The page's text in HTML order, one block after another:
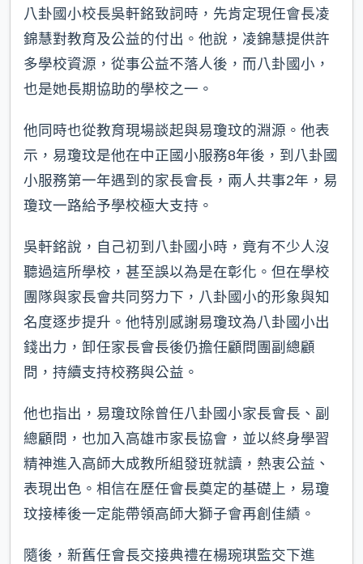
八卦國小校長吳軒銘致詞時，先肯定現任會長凌
錦慧對教育及公益的付出。他說，凌錦慧提供許
多學校資源，從事公益不落人後，而八卦國小，
也是她長期協助的學校之一。
他同時也從教育現場談起與易瓊玟的淵源。他表
示，易瓊玟是他在中正國小服務8年後，到八卦國
小服務第一年遇到的家長會長，兩人共事2年，易
瓊玟一路給予學校極大支持。
吳軒銘說，自己初到八卦國小時，竟有不少人沒
聽過這所學校，甚至誤以為是在彰化。但在學校
團隊與家長會共同努力下，八卦國小的形象與知
名度逐步提升。他特別感謝易瓊玟為八卦國小出
錢出力，卸任家長會長後仍擔任顧問團副總顧
問，持續支持校務與公益。
他也指出，易瓊玟除曾任八卦國小家長會長、副
總顧問，也加入高雄市家長協會，並以終身學習
精神進入高師大成教所組發班就讀，熱衷公益、
表現出色。相信在歷任會長奠定的基礎上，易瓊
玟接棒後一定能帶領高師大獅子會再創佳績。
隨後，新舊任會長交接典禮在楊琬琪監交下進